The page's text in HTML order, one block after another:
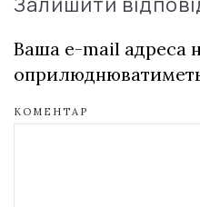
Ваша e-mail адреса
КОМЕНТАР